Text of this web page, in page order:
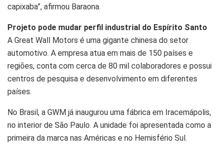
capixaba”, afirmou Baraona.
Projeto pode mudar perfil industrial do Espírito Santo
A Great Wall Motors é uma gigante chinesa do setor
automotivo. A empresa atua em mais de 150 países e
regiões, conta com cerca de 80 mil colaboradores e possui
centros de pesquisa e desenvolvimento em diferentes
países.
No Brasil, a GWM já inaugurou uma fábrica em Iracemápolis,
no interior de São Paulo. A unidade foi apresentada como a
primeira da marca nas Américas e no Hemisfério Sul.